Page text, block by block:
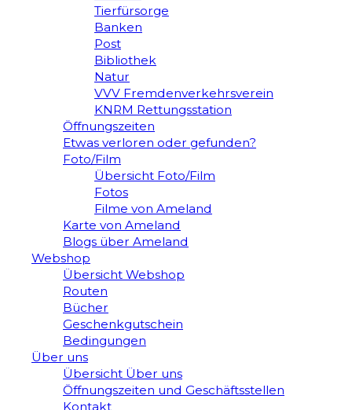
Tierfürsorge
Banken
Post
Bibliothek
Natur
VVV Fremdenverkehrsverein
KNRM Rettungsstation
Öffnungszeiten
Etwas verloren oder gefunden?
Foto/Film
Übersicht Foto/Film
Fotos
Filme von Ameland
Karte von Ameland
Blogs über Ameland
Webshop
Übersicht Webshop
Routen
Bücher
Geschenkgutschein
Bedingungen
Über uns
Übersicht Über uns
Öffnungszeiten und Geschäftsstellen
Kontakt